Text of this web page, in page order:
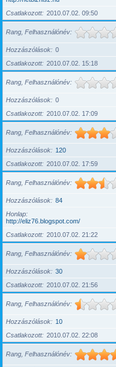
Csatlakozott
2010.07.02. 09:50
Rang, Felhasználónév
Hozzászólások
0
Csatlakozott
2010.07.02. 15:18
Rang, Felhasználónév
Hozzászólások
0
Csatlakozott
2010.07.02. 17:09
Rang, Felhasználónév
Hozzászólások
120
Csatlakozott
2010.07.02. 17:59
Rang, Felhasználónév
Hozzászólások
84
Honlap
http://eliz76.blogspot.com/
Csatlakozott
2010.07.02. 21:22
Rang, Felhasználónév
Hozzászólások
30
Csatlakozott
2010.07.02. 21:56
Rang, Felhasználónév
Hozzászólások
10
Csatlakozott
2010.07.02. 22:08
Rang, Felhasználónév